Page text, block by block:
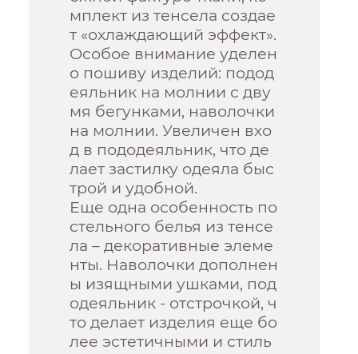
мплект из тенсела создае
т «охлаждающий эффект».
Особое внимание уделен
о пошиву изделий: подод
еяльник на молнии с дву
мя бегунками, наволочки
на молнии. Увеличен вхо
д в пододеяльник, что де
лает застилку одеяла быс
трой и удобной.
Еще одна особенность по
стельного белья из тенсе
ла – декоративные элеме
нты. Наволочки дополнен
ы изящными ушками, под
одеяльник - отстрочкой, ч
то делает изделия еще бо
лее эстетичными и стиль